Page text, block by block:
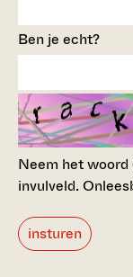
Ben je echt?
Neem het
invulveld.
insturen